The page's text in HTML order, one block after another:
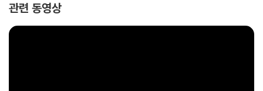
관련 동영상